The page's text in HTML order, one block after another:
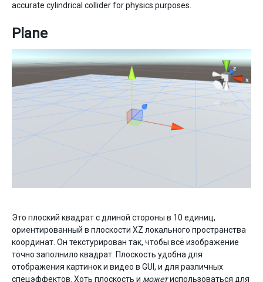
accurate cylindrical collider for physics purposes.
Plane
Это плоский квадрат с длиной стороны в 10 единиц,
ориентированный в плоскости XZ локального пространства
координат. Он текстурирован так, чтобы всё изображение
точно заполнило квадрат. Плоскость удобна для
отображения картинок и видео в GUI, и для различных
спецэффектов. Хоть плоскость и можетиспользоваться для